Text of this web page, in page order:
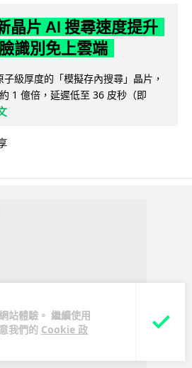
站體驗。 繼續使用
我們的 Cookie 政
晶片 AI 搜尋速度提升
識別免上雲端
級厚度的「模擬存內搜尋」晶片，
1 億倍，延遲低至 36 皮秒（即